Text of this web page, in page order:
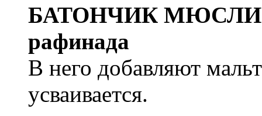
БАТОНЧИК МЮСЛИ —
рафинада
В него добавляют
усваивается.